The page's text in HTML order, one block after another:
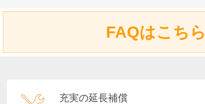
FAQはこちら
充実の延長補償